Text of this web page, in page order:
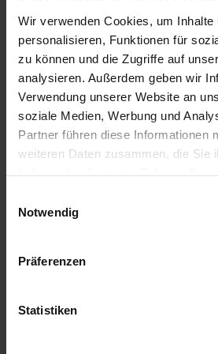
Wir verwenden Cookies, um Inhalte
personalisieren, Funktionen für
zu können und die Zugriffe auf
analysieren. Außerdem geben wir
Verwendung unserer Website an
soziale Medien, Werbung und
Partner führen diese Informationen
weiteren Daten zusammen, die Sie
Notwendig
Präferenzen
Statistiken
Material
Aluminium
Universal
Ja
Kapazität
18.9 L
Herstellercodes
ALU-FT-T2-SI
Breite
305 mm
Höhe
203 mm
Not for use